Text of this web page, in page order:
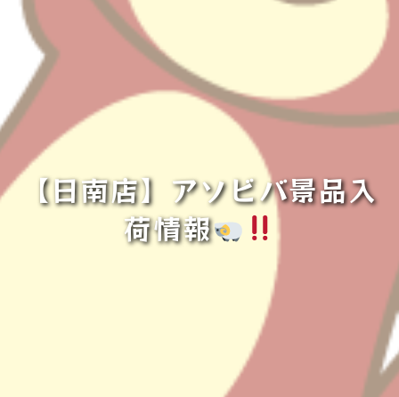
【日南店】アソビバ景品入
荷情報